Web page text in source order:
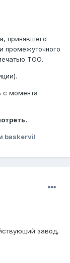
принявшего
промежуточного
ТОО.
с момента
baskervil
завод,